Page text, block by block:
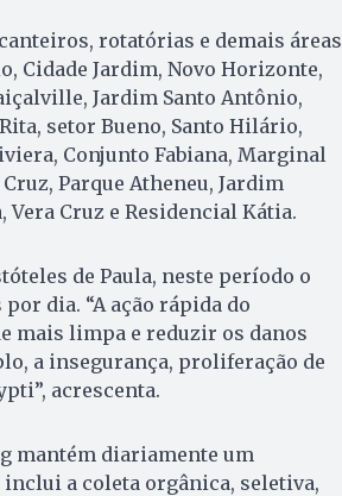
rotatórias e demais áreas
Cidade Jardim, Novo Horizonte,
Jardim Santo Antônio,
setor Bueno, Santo Hilário,
Conjunto Fabiana, Marginal
Parque Atheneu, Jardim
Cruz e Residencial Kátia.
de Paula, neste período o
dia. “A ação rápida do
mais limpa e reduzir os danos
a insegurança, proliferação de
acrescenta.
mantém diariamente um
a coleta orgânica, seletiva,